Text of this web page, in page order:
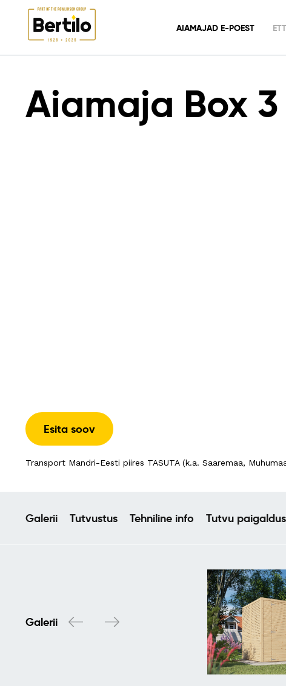
AIAMAJAD E-POEST
AIAMAJAD E-POEST
Aiamaja Box 3
Esita soov
Transport Mandri-Eesti piires TASUTA (k.a. Saaremaa,
Galerii Tutvustus Tehniline info Tutvu
Galerii